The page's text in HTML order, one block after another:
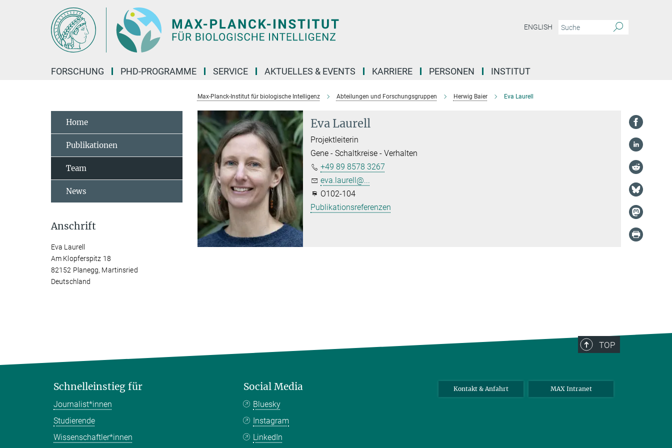
ENGLISH
FORSCHUNG PHD-PROGRAMME SERVICE AKTUELLES & EVENTS KARRIERE PERSONEN INSTITUT
Max-Planck-Institut für biologische Intelligenz Abteilungen und Forschungsgruppen Herwig Baier Eva Laurell
Eva Laurell
Projektleiterin
Gene - Schaltkreise - Verhalten
+49 89 8578 3267
eva.laurell@...
O102-104
Publikationsreferenzen
Home
Publikationen
Team
News
Anschrift
Eva Laurell
Am Klopferspitz 18
82152 Planegg, Martinsried
Deutschland
TOP
Schnelleinstieg für
Journalist*innen
Studierende
Wissenschaftler*innen
Social Media
Bluesky
Instagram
LinkedIn
Kontakt & Anfahrt MAX Intranet